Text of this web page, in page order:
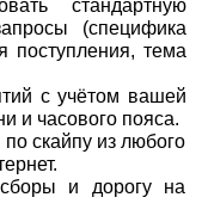
стандартную
(специфика
поступления, тема
с учётом вашей
и часового пояса.
скайпу из любого
и дорогу на